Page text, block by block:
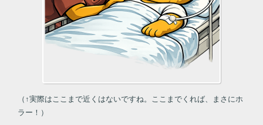
（↑実際はここまで近くはないですね。ここまでくれば、まさにホ
ラー！）